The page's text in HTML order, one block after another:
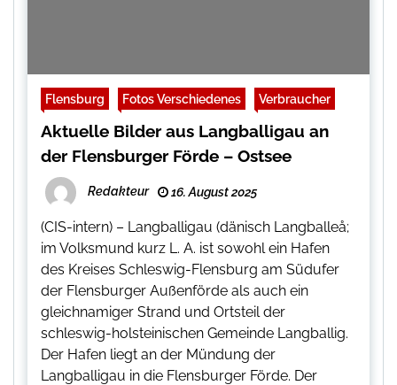
Flensburg Fotos Verschiedenes Verbraucher
Aktuelle Bilder aus Langballigau an
der Flensburger Förde – Ostsee
Redakteur 16. August 2025
(CIS-intern) – Langballigau (dänisch Langballeå;
im Volksmund kurz L. A. ist sowohl ein Hafen
des Kreises Schleswig-Flensburg am Südufer
der Flensburger Außenförde als auch ein
gleichnamiger Strand und Ortsteil der
schleswig-holsteinischen Gemeinde Langballig.
Der Hafen liegt an der Mündung der
Langballigau in die Flensburger Förde. Der